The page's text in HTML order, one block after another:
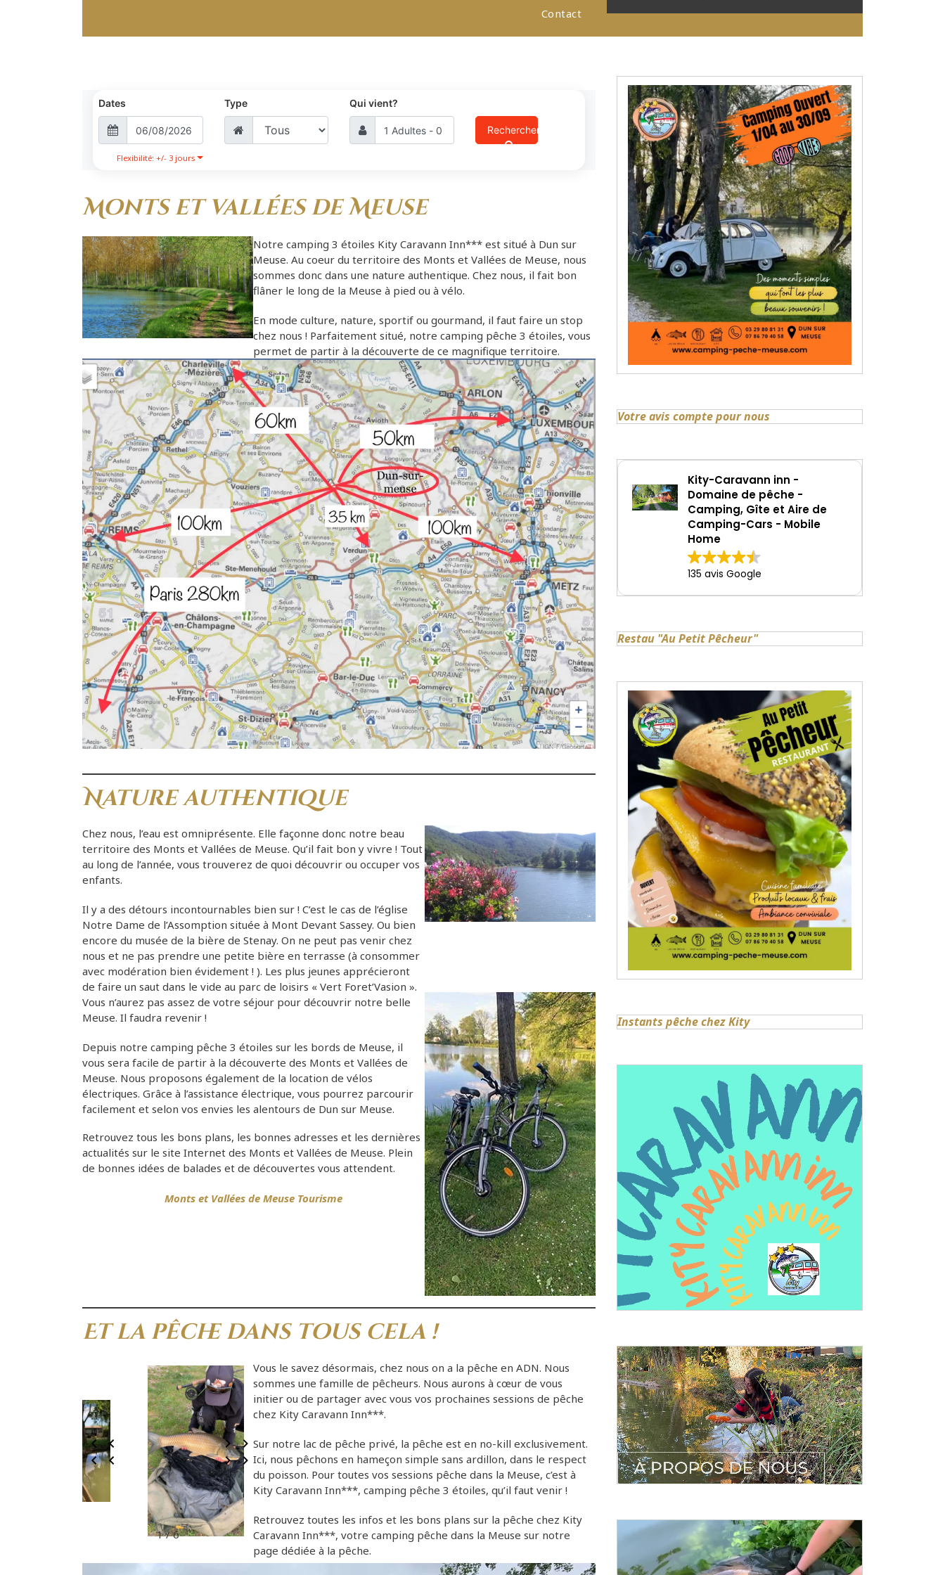
Contact
Dates
Flexibilité: +/- 3 jours
Type Qui vient?
Rechercher
Monts et vallées de Meuse
Notrecamping 3 étoiles Kity Caravann Inn*** est situé à Dun sur
Meuse. Au coeur du territoire des Monts et Vallées de Meuse, nous
sommes donc dans une nature authentique. Chez nous, il fait bon
flâner le long de la Meuse à pied ou à vélo.
En mode culture, nature, sportif ou gourmand, il faut faire un stop
chez nous ! Parfaitement situé, notre camping pêche 3 étoiles, vous
permet de partir à la découverte de ce magnifique territoire.
Nature authentique
Chez nous, l’eau est omniprésente. Elle façonne donc notre beau
territoire des Monts et Vallées de Meuse. Qu’il fait bon y vivre ! Tout
au long de l’année, vous trouverez de quoi découvrir ou occuper vos
enfants.
Il y a des détours incontournables bien sur ! C’est le cas de l’église
Notre Dame de l’Assomption située à Mont Devant Sassey. Ou bien
encore du musée de la bière de Stenay. On ne peut pas venir chez
nous et ne pas prendre une petite bière en terrasse (à consommer
avec modération bien évidement ! ). Les plus jeunes apprécieront
de faire un saut dans le vide au parc de loisirs « Vert Foret’Vasion ».
Vous n’aurez pas assez de votre séjour pour découvrir notre belle
Meuse. Il faudra revenir !
Depuis notre camping pêche 3 étoiles sur les bords de Meuse, il
vous sera facile de partir à la découverte des Monts et Vallées de
Meuse. Nous proposons également de la location de vélos
électriques. Grâce à l’assistance électrique, vous pourrez parcourir
facilement et selon vos envies les alentours de Dun sur Meuse.
Retrouvez tous les bons plans, les bonnes adresses et les dernières
actualités sur le site Internet des Monts et Vallées de Meuse. Plein
de bonnes idées de balades et de découvertes vous attendent.
Monts et Vallées de Meuse Tourisme
Et la pêche dans tous cela !
1 / 6
Vous le savez désormais, chez nous on a la pêche en ADN. Nous
sommes une famille de pêcheurs. Nous aurons à cœur de vous
initier ou de partager avec vous vos prochaines sessions de pêche
chez Kity Caravann Inn***.
Sur notre lac de pêche privé, la pêche est en no-kill exclusivement.
Ici, nous pêchons en hameçon simple sans ardillon, dans le respect
du poisson. Pour toutes vos sessions pêche dans la Meuse, c’est à
Kity Caravann Inn***, camping pêche 3 étoiles, qu’il faut venir !
Retrouvez toutes les infos et les bons plans sur la pêche chez Kity
Caravann Inn***, votre camping pêche dans la Meuse sur notre
page dédiée à la pêche.
Votre avis compte pour nous
Kity-Caravann inn -
Domaine de pêche -
Camping, Gîte et Aire de
Camping-Cars - Mobile
Home
135 avis Google
Restau "Au Petit Pêcheur"
Instants pêche chez Kity